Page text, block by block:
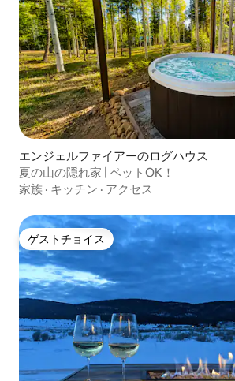
エンジェルファイアーのログハウス
夏の山の隠れ家 | ペットOK！
家族 · キッチン · アクセス
ゲストチョイス
ゲストチョイス